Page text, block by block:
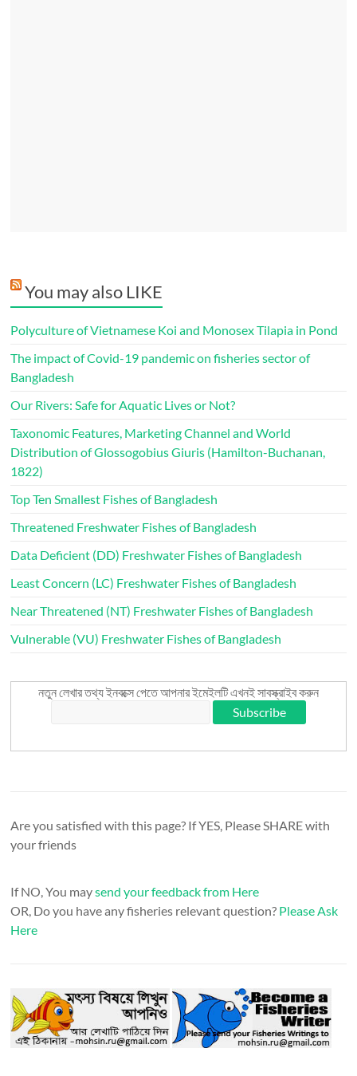
You may also LIKE
Polyculture of Vietnamese Koi and Monosex Tilapia in Pond
The impact of Covid-19 pandemic on fisheries sector of
Bangladesh
Our Rivers: Safe for Aquatic Lives or Not?
Taxonomic Features, Marketing Channel and World
Distribution of Glossogobius Giuris (Hamilton-Buchanan,
1822)
Top Ten Smallest Fishes of Bangladesh
Threatened Freshwater Fishes of Bangladesh
Data Deficient (DD) Freshwater Fishes of Bangladesh
Least Concern (LC) Freshwater Fishes of Bangladesh
Near Threatened (NT) Freshwater Fishes of Bangladesh
Vulnerable (VU) Freshwater Fishes of Bangladesh
নতুন লেখার তথ্য ইনবক্সে পেতে আপনার ইমেইলটি এখনই সাবস্ক্রাইব করুন
Are you satisfied with this page? If YES, Please SHARE with
your friends
If NO, You maysend your feedback from Here
OR, Do you have any fisheries relevant question? Please Ask
Here